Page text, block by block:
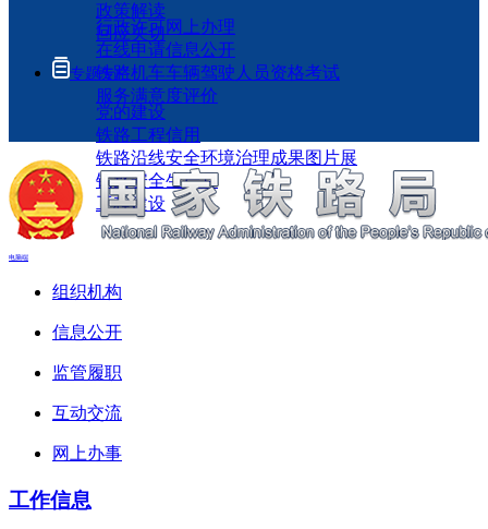
政策解读
回应关切
行政许可网上办理
在线申请信息公开
铁路机车车辆驾驶人员资格考试
服务满意度评价
专题专栏
党的建设
铁路工程信用
铁路沿线安全环境治理成果图片展
铁路安全生产月
工程建设
电脑端
组织机构
信息公开
监管履职
互动交流
网上办事
工作信息